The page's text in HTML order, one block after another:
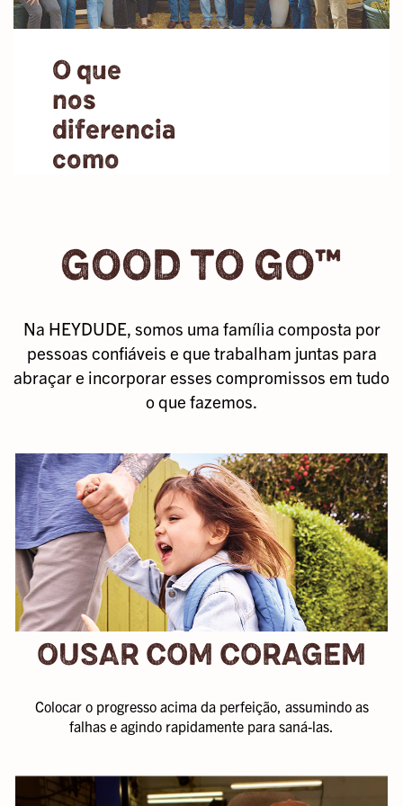
de usar que
parece um
abraço para os
pés. Nosso
objetivo é ajudar
aqueles
com as pessoas
com quem se
confortável.
O que
nos
diferencia
como
incríveis da
nossa equipe
leva além do que
jamais
imaginamos, e
não deixamos
Oferecemos
amplos
benefícios que
apoiam sua
saúde física e
mental, seu
bem-estar
financeiro e sua
sede de
conhecimento.
Sem contar que
por uma marca
histórica de
Crocs, Inc
GOOD TO GO™
Na HEYDUDE, somos uma família composta por
pessoas confiáveis e que trabalham juntas para
abraçar e incorporar esses compromissos em tudo
o que fazemos.
OUSAR COM CORAGEM
Colocar o progresso acima da perfeição, assumindo as
falhas e agindo rapidamente para saná-las.